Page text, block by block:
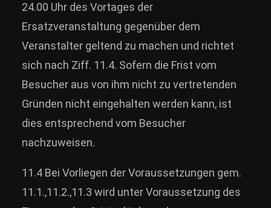
24.00 Uhr des Vortages der
Ersatzveranstaltung gegenüber dem
Veranstalter geltend zu machen und richtet
sich nach Ziff. 11.4. Sofern die Frist vom
Besucher aus von ihm nicht zu vertretenden
Gründen nicht eingehalten werden kann, ist
dies entsprechend vom Besucher
nachzuweisen.
11.4 Bei Vorliegen der Voraussetzungen gem.
11.1.,11.2.,11.3 wird unter Voraussetzung des